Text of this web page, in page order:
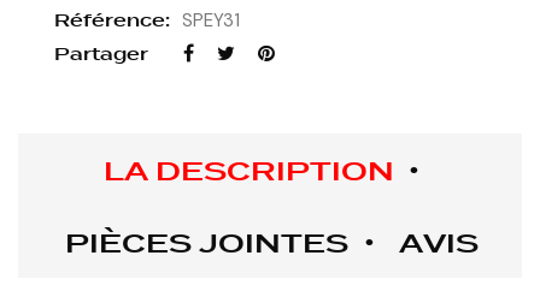
Référence: SPEY31
Partager
LA DESCRIPTION
PIÈCES JOINTES
AVIS